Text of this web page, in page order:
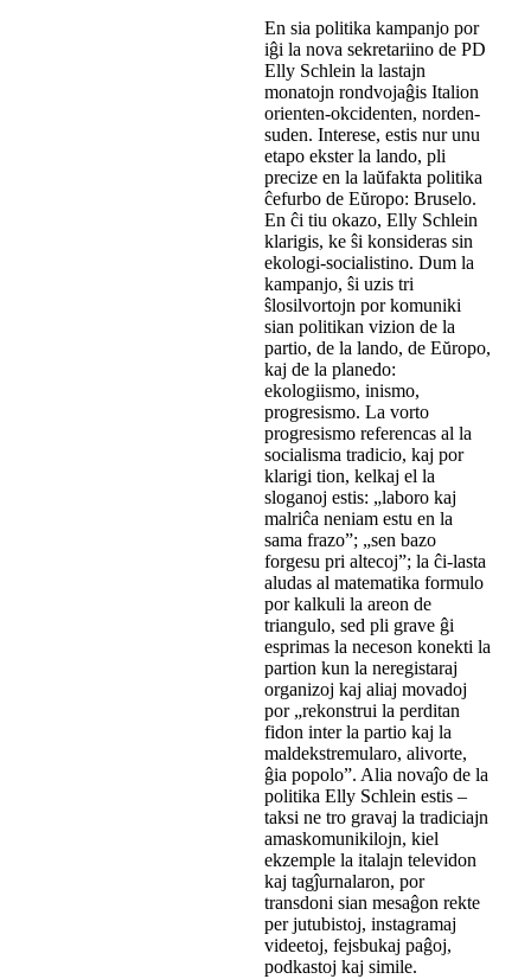
En sia politika kampanjo por
iĝi la nova sekretariino de PD
Elly Schlein la lastajn
monatojn rondvojaĝis Italion
orienten-okcidenten, norden-
suden. Interese, estis nur unu
etapo ekster la lando, pli
precize en la laŭfakta politika
ĉefurbo de Eŭropo: Bruselo.
En ĉi tiu okazo, Elly Schlein
klarigis, ke ŝi konsideras sin
ekologi-socialistino. Dum la
kampanjo, ŝi uzis tri
ŝlosilvortojn por komuniki
sian politikan vizion de la
partio, de la lando, de Eŭropo,
kaj de la planedo:
ekologiismo, inismo,
progresismo. La vorto
progresismo referencas al la
socialisma tradicio, kaj por
klarigi tion, kelkaj el la
sloganoj estis: „laboro kaj
malriĉa neniam estu en la
sama frazo”; „sen bazo
forgesu pri altecoj”; la ĉi-lasta
aludas al matematika formulo
por kalkuli la areon de
triangulo, sed pli grave ĝi
esprimas la neceson konekti la
partion kun la neregistaraj
organizoj kaj aliaj movadoj
por „rekonstrui la perditan
fidon inter la partio kaj la
maldekstremularo, alivorte,
ĝia popolo”. Alia novaĵo de la
politika Elly Schlein estis –
taksi ne tro gravaj la tradiciajn
amaskomunikilojn, kiel
ekzemple la italajn televidon
kaj tagĵurnalaron, por
transdoni sian mesaĝon rekte
per jutubistoj, instagramaj
videetoj, fejsbukaj paĝoj,
podkastoj kaj simile.